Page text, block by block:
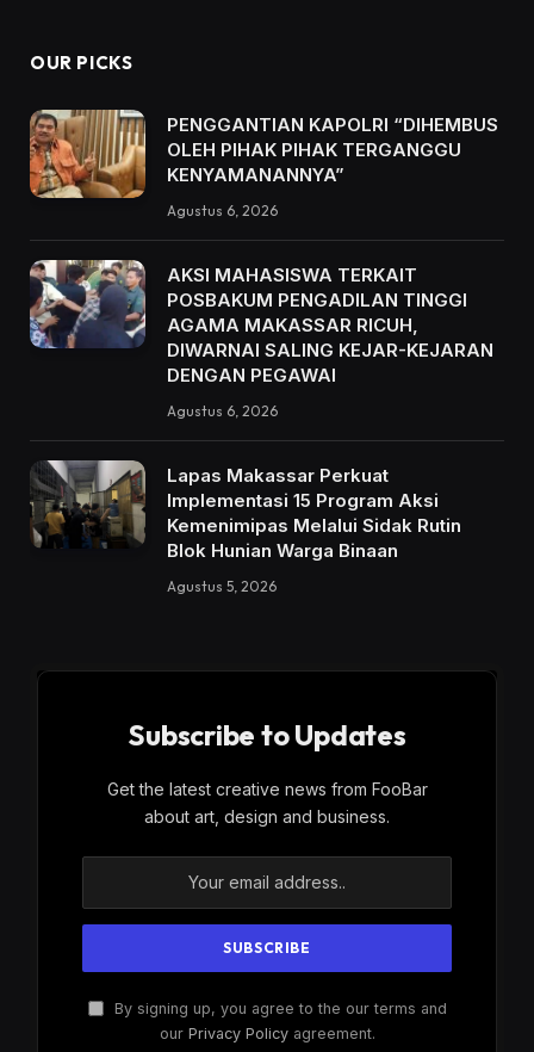
OUR PICKS
PENGGANTIAN KAPOLRI “DIHEMBUS
OLEH PIHAK PIHAK TERGANGGU
KENYAMANANNYA”
Agustus 6, 2026
AKSI MAHASISWA TERKAIT
POSBAKUM PENGADILAN TINGGI
AGAMA MAKASSAR RICUH,
DIWARNAI SALING KEJAR-KEJARAN
DENGAN PEGAWAI
Agustus 6, 2026
Lapas Makassar Perkuat
Implementasi 15 Program Aksi
Kemenimipas Melalui Sidak Rutin
Blok Hunian Warga Binaan
Agustus 5, 2026
Subscribe to Updates
Get the latest creative news from FooBar
about art, design and business.
By signing up, you agree to the our terms and
our Privacy Policyagreement.